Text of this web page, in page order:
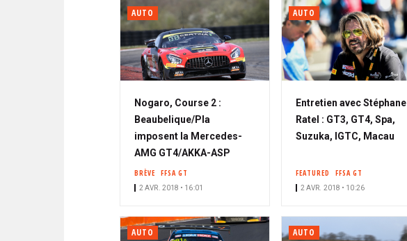
AUTO
Nogaro, Course 2 :
Beaubelique/Pla
imposent la Mercedes-
AMG GT4/AKKA-ASP
BRÈVE FFSA GT
2 AVR. 2018 • 16:01
AUTO
Entretien avec Stéphane
Ratel : GT3, GT4, Spa,
Suzuka, IGTC, Macau
FEATURED FFSA GT
2 AVR. 2018 • 10:26
AUTO AUTO